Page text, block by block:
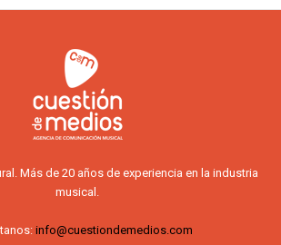
Más de 20 años de experiencia en la industria
musical.
info@cuestiondemedios.com